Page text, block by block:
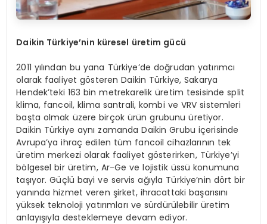
Daikin Türkiye’nin küresel üretim gücü
2011 yılından bu yana Türkiye’de doğrudan yatırımcı
olarak faaliyet gösteren Daikin Türkiye, Sakarya
Hendek’teki 163 bin metrekarelik üretim tesisinde split
klima, fancoil, klima santrali, kombi ve VRV sistemleri
başta olmak üzere birçok ürün grubunu üretiyor.
Daikin Türkiye aynı zamanda Daikin Grubu içerisinde
Avrupa’ya ihraç edilen tüm fancoil cihazlarının tek
üretim merkezi olarak faaliyet gösterirken, Türkiye’yi
bölgesel bir üretim, Ar-Ge ve lojistik üssü konumuna
taşıyor. Güçlü bayi ve servis ağıyla Türkiye’nin dört bir
yanında hizmet veren şirket, ihracattaki başarısını
yüksek teknoloji yatırımları ve sürdürülebilir üretim
anlayışıyla desteklemeye devam ediyor.